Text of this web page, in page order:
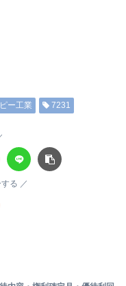
ー工業 7231
る